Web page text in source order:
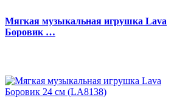
Мягкая музыкальная игрушка Lava
Боровик …